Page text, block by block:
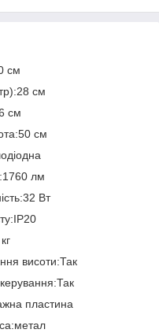
см
см
см
см
лм
Вт
висоти:Так
пластина